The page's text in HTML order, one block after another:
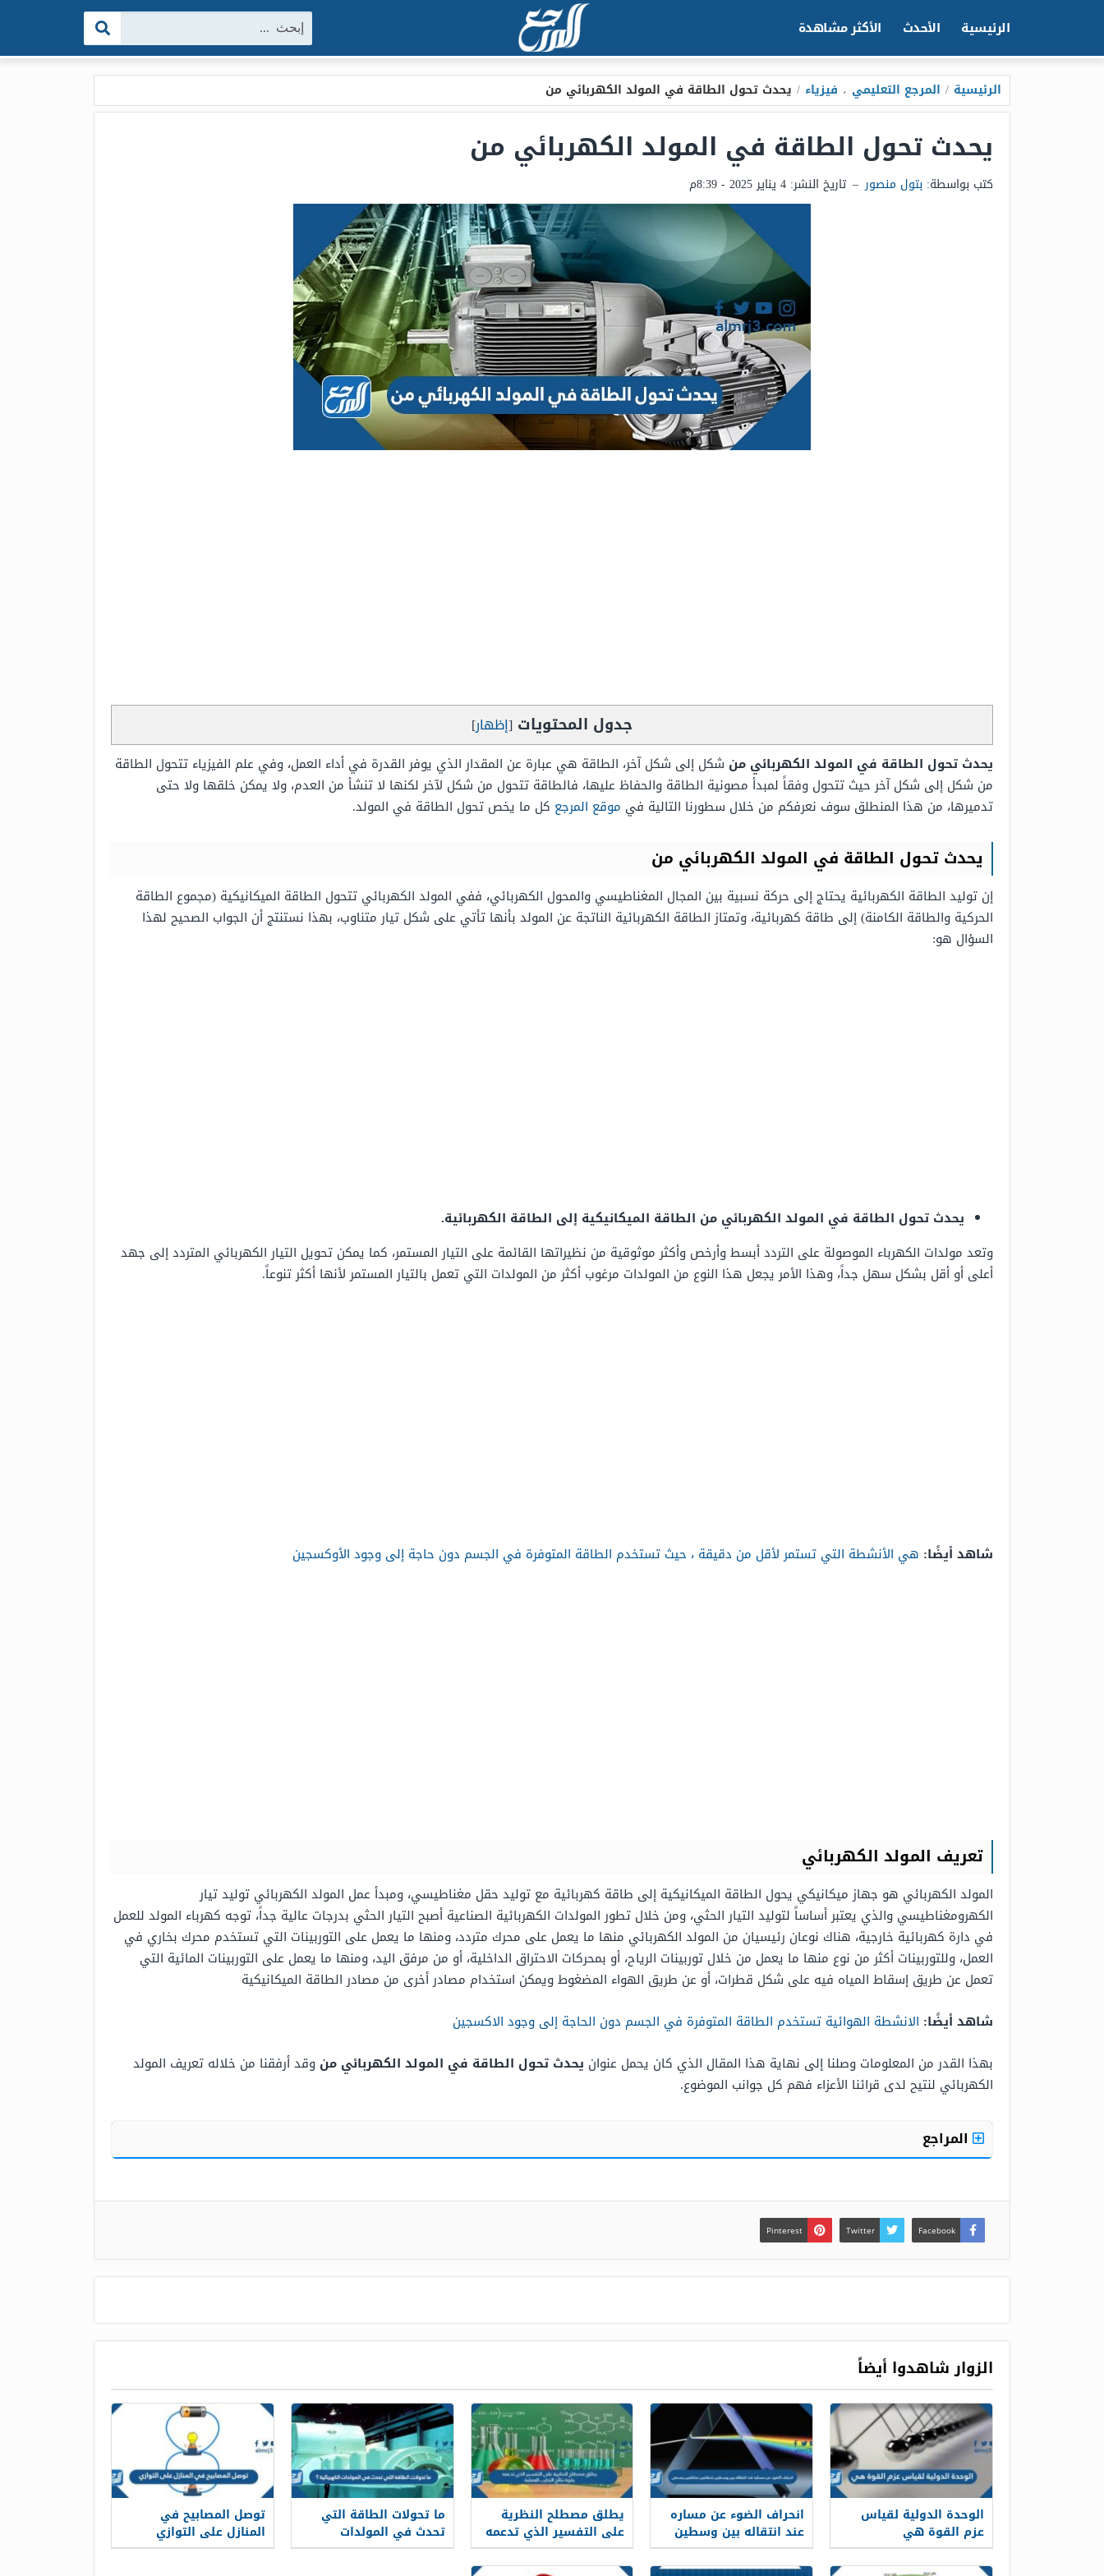
الرئيسية الأحدث الأكثر مشاهدة البحث:
الرئيسية / المرجع التعليمي ، فيزياء / يحدث تحول الطاقة في المولد الكهربائي من
يحدث تحول الطاقة في المولد الكهربائي من
كتب بواسطة: بتول منصور – تاريخ النشر: 4 يناير 2025 - 8:39م
جدول المحتويات [إظهار]
يحدث تحول الطاقة في المولد الكهربائي من شكل إلى شكل آخر، الطاقة هي عبارة عن المقدار الذي يوفر القدرة في أداء العمل، وفي علم الفيزياء تتحول الطاقة
من شكل إلى شكل آخر حيث تتحول وفقاً لمبدأ مصونية الطاقة والحفاظ عليها، فالطاقة تتحول من شكل لآخر لكنها لا تنشأ من العدم، ولا يمكن خلقها ولا حتى
تدميرها، من هذا المنطلق سوف نعرفكم من خلال سطورنا التالية في موقع المرجع كل ما يخص تحول الطاقة في المولد.
يحدث تحول الطاقة في المولد الكهربائي من
إن توليد الطاقة الكهربائية يحتاج إلى حركة نسبية بين المجال المغناطيسي والمحول الكهربائي، ففي المولد الكهربائي تتحول الطاقة الميكانيكية (مجموع الطاقة
الحركية والطاقة الكامنة)إلى طاقة كهربائية، وتمتاز الطاقة الكهربائية الناتجة عن المولد بأنها تأتي على شكل تيار متناوب، بهذا نستنتج أن الجواب الصحيح لهذا
السؤال هو:
يحدث تحول الطاقة في المولد الكهربائي من الطاقة الميكانيكية إلى الطاقة الكهربائية.
وتعد مولدات الكهرباء الموصولة على التردد أبسط وأرخص وأكثر موثوقية من نظيراتها القائمة على التيار المستمر، كما يمكن تحويل التيار الكهربائي المتردد إلى جهد
أعلى أو أقل بشكل سهل جداً، وهذا الأمر يجعل هذا النوع من المولدات مرغوب أكثر من المولدات التي تعمل بالتيار المستمر لأنها أكثر تنوعاً.
شاهد أيضًا: هي الأنشطة التي تستمر لأقل من دقيقة ، حيث تستخدم الطاقة المتوفرة في الجسم دون حاجة إلى وجود الأوكسجين
تعريف المولد الكهربائي
المولد الكهربائي هو جهاز ميكانيكي يحول الطاقة الميكانيكية إلى طاقة كهربائية مع توليد حقل مغناطيسي، ومبدأ عمل المولد الكهربائي توليد تيار
الكهرومغناطيسي والذي يعتبر أساساً لتوليد التيار الحثي، ومن خلال تطور المولدات الكهربائية الصناعية أصبح التيار الحثي بدرجات عالية جداً، توجه كهرباء المولد للعمل
في دارة كهربائية خارجية، هناك نوعان رئيسيان من المولد الكهربائي منها ما يعمل على محرك متردد، ومنها ما يعمل على التوربينات التي تستخدم محرك بخاري في
العمل، وللتوربينات أكثر من نوع منها ما يعمل من خلال توربينات الرياح، أو بمحركات الاحتراق الداخلية، أو من مرفق اليد، ومنها ما يعمل على التوربينات المائية التي
تعمل عن طريق إسقاط المياه فيه على شكل قطرات، أو عن طريق الهواء المضغوط ويمكن استخدام مصادر أخرى من مصادر الطاقة الميكانيكية
شاهد أيضًا: الانشطة الهوائية تستخدم الطاقة المتوفرة في الجسم دون الحاجة إلى وجود الاكسجين
بهذا القدر من المعلومات وصلنا إلى نهاية هذا المقال الذي كان يحمل عنوان يحدث تحول الطاقة في المولد الكهربائي من وقد أرفقنا من خلاله تعريف المولد
الكهربائي لنتيح لدى قرائنا الأعزاء فهم كل جوانب الموضوع.
المراجع
Facebook
Twitter
Pinterest
الزوار شاهدوا أيضاً
الوحدة الدولية لقياس
عزم القوة هي
انحراف الضوء عن مساره
عند انتقاله بين وسطين
شفافين مختلفين يسمى
يطلق مصطلح النظرية
على التفسير الذي تدعمه
بقوة نتائج التجارب العملية
ما تحولات الطاقة التي
تحدث في المولدات
الكهربائية ؟
توصل المصابيح في
المنازل على التوازي